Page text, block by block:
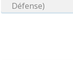
Défense)